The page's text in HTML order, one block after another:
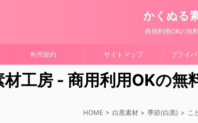
かくぬる
商用利用OKの無
利用規約 サイトマップ プライ
工房 - 商用利用OKの無
HOME > 白黒素材 > 季節(白黒) > こ